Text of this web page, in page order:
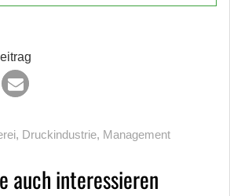
, Druckindustrie, Management
auch interessieren